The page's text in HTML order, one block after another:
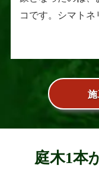
コです。シマト
庭木1本